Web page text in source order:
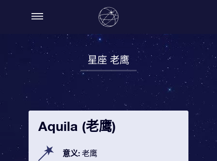
星座 老鹰
Aquila (老鹰)
意义: 老鹰